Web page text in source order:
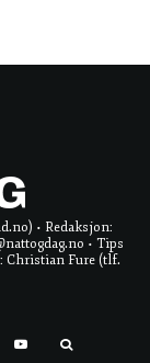
• Redaksjon:
• Tips
Christian Fure (tlf.